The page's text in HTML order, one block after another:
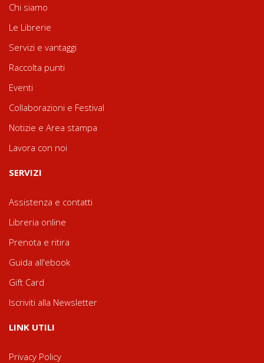
Chi siamo
Le Librerie
Servizi e vantaggi
Raccolta punti
Eventi
Collaborazioni e Festival
Notizie e Area stampa
Lavora con noi
SERVIZI
Assistenza e contatti
Libreria online
Prenota e ritira
Guida all'ebook
Gift Card
Iscriviti alla Newsletter
LINK UTILI
Privacy Policy